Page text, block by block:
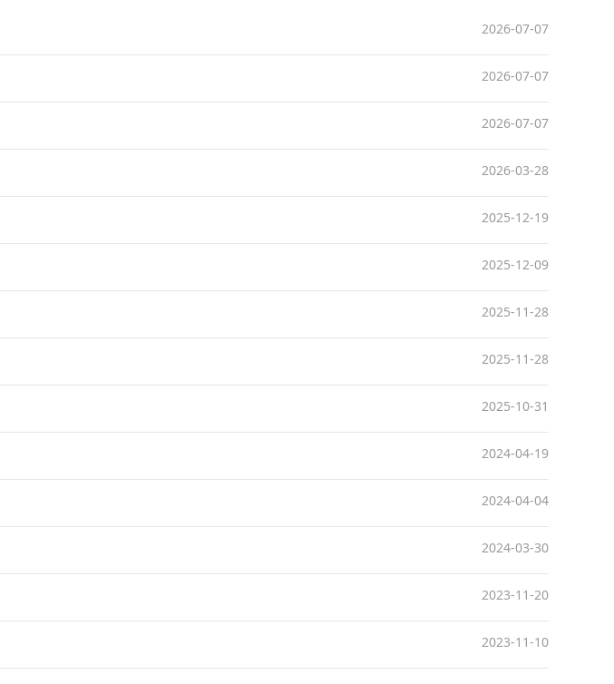
2026-07-07
2026-07-07
2026-07-07
2026-03-28
2025-12-19
2025-12-09
2025-11-28
2025-11-28
2025-10-31
2024-04-19
2024-04-04
2024-03-30
2023-11-20
2023-11-10